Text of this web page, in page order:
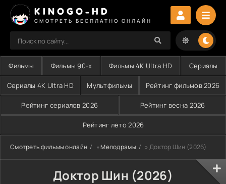
KINOGO-HD
СМОТРЕТЬ БЕСПЛАТНО ОНЛАЙН
Фильмы Фильмы 90-х Фильмы 4K Ultra HD Сериалы
Сериалы 4K Ultra HD Мультфильмы Рейтинг фильмов 2026
Рейтинг сериалов 2026 Рейтинг весна 2026
Рейтинг лето 2026
Смотреть фильмы онлайн »Мелодрамы » Доктор Шин (2026)
Доктор Шин (2026)